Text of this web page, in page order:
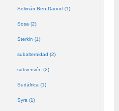
Solimán Ben-Daoud (1)
Sosa (2)
Sterkin (1)
subalternidad (2)
subversión (2)
Sudáfrica (1)
Syra (1)